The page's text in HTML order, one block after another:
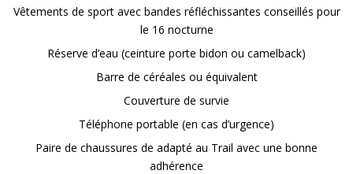
Vêtements de sport avec bandes réfléchissantes conseillés pour
le 16 nocturne
Réserve d’eau (ceinture porte bidon ou camelback)
Barre de céréales ou équivalent
Couverture de survie
Téléphone portable (en cas d’urgence)
Paire de chaussures de adapté au Trail avec une bonne
adhérence